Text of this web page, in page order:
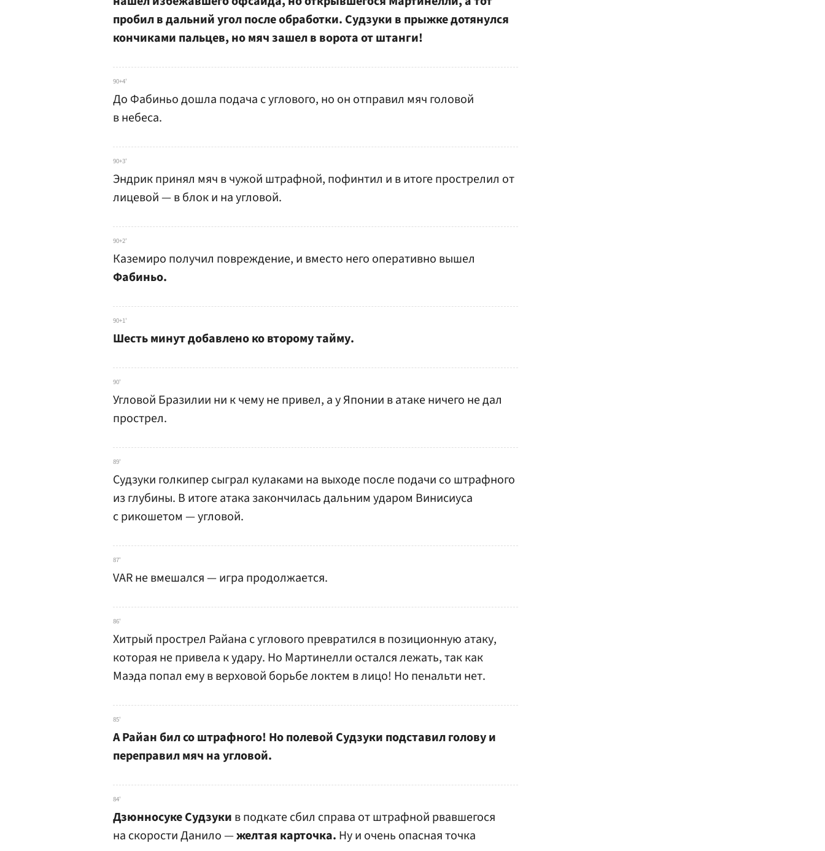
пробил в дальний угол после обработки. Судзуки в прыжке дотянулся
кончиками пальцев, но мяч зашел в ворота от штанги!
90+4'
До Фабиньо дошла подача с углового, но он отправил мяч головой
в небеса.
90+3'
Эндрик принял мяч в чужой штрафной, пофинтил и в итоге прострелил от
лицевой — в блок и на угловой.
90+2'
Каземиро получил повреждение, и вместо него оперативно вышел
Фабиньо.
90+1'
Шесть минут добавлено ко второму тайму.
90'
Угловой Бразилии ни к чему не привел, а у Японии в атаке ничего не дал
прострел.
89'
Судзуки голкипер сыграл кулаками на выходе после подачи со штрафного
из глубины. В итоге атака закончилась дальним ударом Винисиуса
с рикошетом — угловой.
87'
VAR не вмешался — игра продолжается.
86'
Хитрый прострел Райана с углового превратился в позиционную атаку,
которая не привела к удару. Но Мартинелли остался лежать, так как
Маэда попал ему в верховой борьбе локтем в лицо! Но пенальти нет.
85'
А Райан бил со штрафного! Но полевой Судзуки подставил голову и
переправил мяч на угловой.
84'
Дзюнносуке Судзуки в подкате сбил справа от штрафной рвавшегося
на скорости Данило —желтая карточка. Ну и очень опасная точка